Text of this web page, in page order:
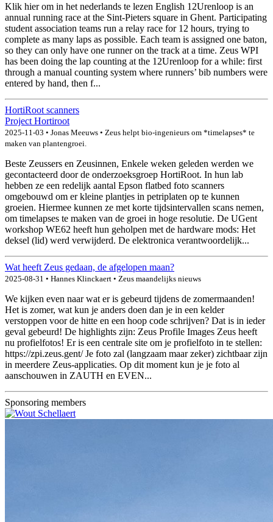
Klik hier om in het nederlands te lezen English 12Urenloop is an
annual running race at the Sint-Pieters square in Ghent. Participating
student association teams run a relay race for 12 hours, trying to
complete as many laps as possible. Each team is assigned one baton,
so they can only have one runner on the track at a time. Zeus WPI
has been doing the lap counting at the 12Urenloop for a while: first
through a manual counting system where runners’ bib numbers were
entered by hand, then f...
HortiRoot scanners
Project Hortiroot
2025-11-03 • Jonas Meeuws • Zeus helpt bio-ingenieurs om *timelapses* te
maken van plantengroei.
Beste Zeussers en Zeusinnen, Enkele weken geleden werden we
gecontacteerd door de onderzoeksgroep HortiRoot. In hun lab
hebben ze een redelijk aantal Epson flatbed foto scanners
omgebouwd om er kleine plantjes in petriplaten op te kunnen
groeien. Hiermee kunnen ze met korte tijdsintervallen scans nemen,
om timelapses te maken van de groei in hoge resolutie. De UGent
workshop WE62 heeft hun geholpen met de hardware mods: Het
deksel (lid) werd verwijderd. De elektronica verantwoordelijk...
Wat heeft Zeus gedaan, de afgelopen maan?
2025-08-31 • Hannes Klinckaert • Zeus maandelijks nieuws
We kijken even naar wat er is gebeurd tijdens de zomermaanden!
Het is zomer, wat kun je anders doen dan je in een kelder
verstoppen voor de hitte en een hoop code schrijven? Dat is in ieder
geval gebeurd! De highlights zijn: Zeus Profile Images Zeus heeft
nu profielfotos! Er is een centrale site om je profielfoto in te stellen:
https://zpi.zeus.gent/ Je foto zal (langzaam maar zeker) zichtbaar zijn
in meerdere Zeus-applicaties. Op dit moment kun je je foto al
aanschouwen in ZAUTH en EVEN...
Sponsoring members